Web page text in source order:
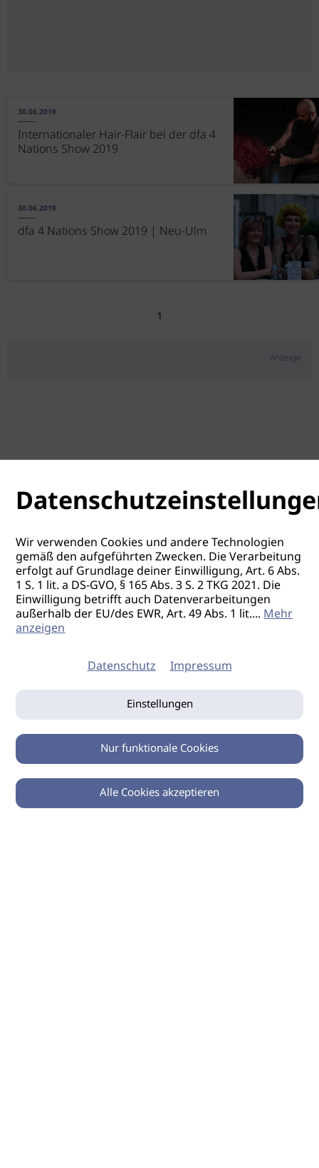
30.06.2019
Internationaler Hair-Flair bei der dfa 4
Nations Show 2019
30.06.2019
dfa 4 Nations Show 2019 | Neu-Ulm
1
Anzeige
Wir verwenden Cookies und andere Technologien
gemäß den aufgeführten Zwecken. Die Verarbeitung
erfolgt auf Grundlage deiner Einwilligung, Art. 6 Abs.
1 S. 1 lit. a DS-GVO, § 165 Abs. 3 S. 2 TKG 2021. Die
Einwilligung betrifft auch Datenverarbeitungen
außerhalb der EU/des EWR, Art. 49 Abs. 1 lit....Mehr
anzeigen
Datenschutz Impressum
Einstellungen
Nur funktionale Cookies
Alle Cookies akzeptieren